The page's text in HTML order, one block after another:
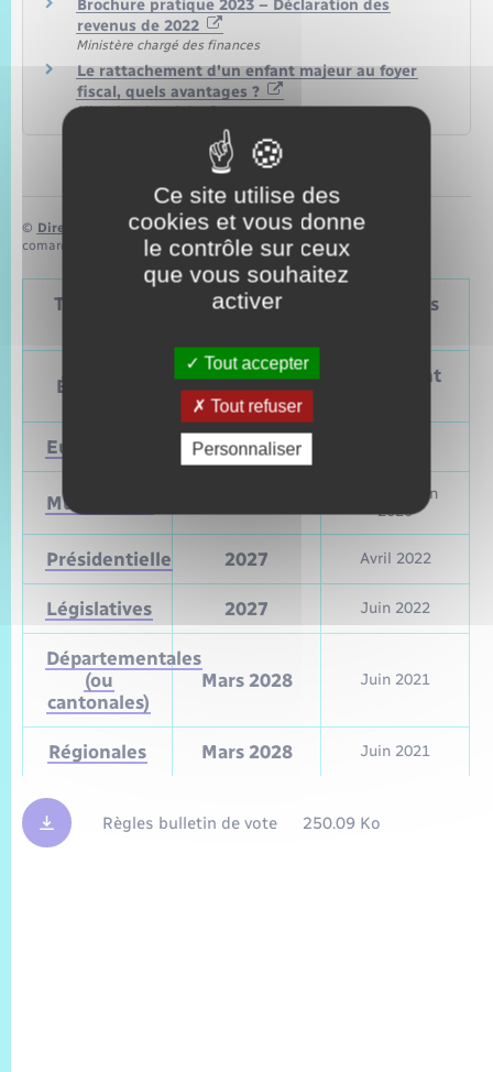
Brochure pratique 2023 – Déclaration des
revenus de 2022
Ministère chargé des finances
Le rattachement d'un enfant majeur au foyer
fiscal, quels avantages ?
Ministère chargé des finances
© Direction de l’information légale et administrative
comarquage developpé parbaseo.io
Tableau – Dates et périodicité des élections
Élections
Prochain
vote
Précédent
Européennes 9 juin 2024
Municipales
Mars et juin
2020
Présidentielle 2027 Avril 2022
Législatives 2027 Juin 2022
Départementales
(ou
cantonales)
Mars 2028 Juin 2021
Régionales Mars 2028 Juin 2021
Règles bulletin de vote 250.09 Ko
Ce site utilise des
cookies et vous donne
le contrôle sur ceux
que vous souhaitez
activer
Tout accepter
Tout refuser
Personnaliser